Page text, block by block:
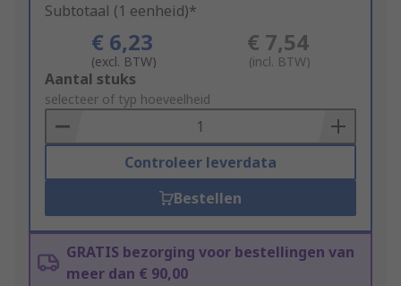
Subtotaal (1 eenheid)*
€ 6,23
(excl. BTW)
€ 7,54
(incl. BTW)
Add
to
Basket
Aantal stuks
selecteer of typ hoeveelheid
Controleer leverdata
Bestellen
GRATIS bezorging voor bestellingen van
meer dan € 90,00